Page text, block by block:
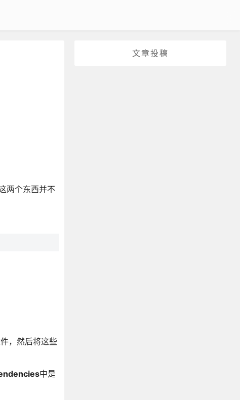
文章投稿
两个东西并不
，然后将这些
中是